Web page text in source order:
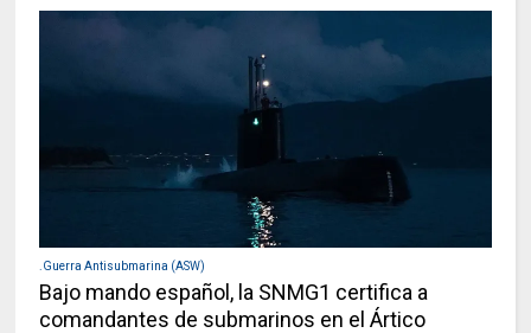
.Guerra Antisubmarina (ASW)
Bajo mando español, la SNMG1 certifica a
comandantes de submarinos en el Ártico